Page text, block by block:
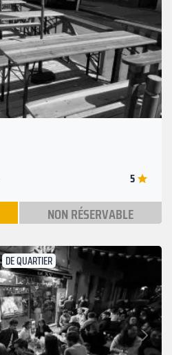
5
NON RÉSERVABLE
DE QUARTIER
Suivant